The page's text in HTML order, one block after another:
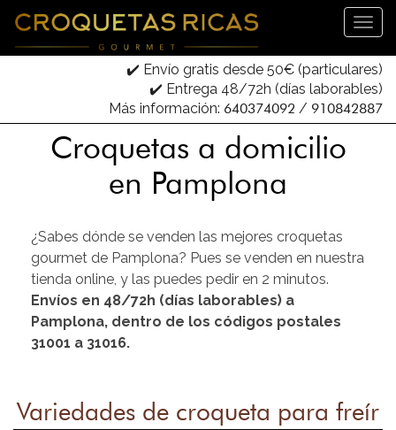
✔️ Envío gratis desde 50€ (particulares)
✔️ Entrega 48/72h (días laborables)
Más información: 640374092 / 910842887
Croquetas a domicilio
en Pamplona
¿Sabes dónde se venden las mejores croquetas
gourmet de Pamplona? Pues se venden en nuestra
tienda online, y las puedes pedir en 2 minutos.
Envíos en 48/72h (días laborables) a
Pamplona, dentro de los códigos postales
31001 a 31016.
Variedades de croqueta para freír